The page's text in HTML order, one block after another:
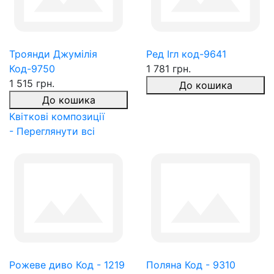
Троянди Джумілія
Код-9750
1 515 грн.
До кошика
Ред Ігл код-9641
1 781 грн.
До кошика
Квіткові композиції
- Переглянути всі
Рожеве диво Код - 1219
Поляна Код - 9310